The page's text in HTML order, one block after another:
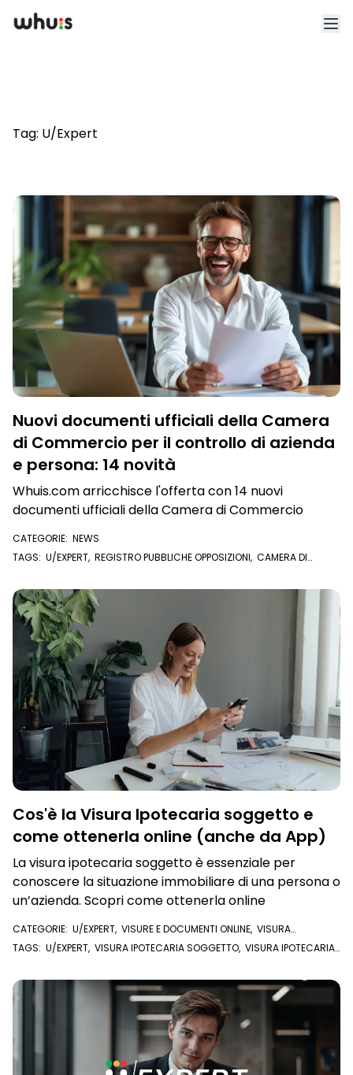
Blog
App
Whuis per lo sport
Accedi Registrati
Tag: U/Expert
Nuovi documenti ufficiali della Camera
di Commercio per il controllo di azienda
e persona: 14 novità
Whuis.com arricchisce l'offerta con 14 nuovi
documenti ufficiali della Camera di Commercio
CATEGORIE: NEWS
TAGS: U/EXPERT, REGISTRO PUBBLICHE OPPOSIZIONI, CAMERA DI
Cos'è la Visura Ipotecaria soggetto e
come ottenerla online (anche da App)
La visura ipotecaria soggetto è essenziale per
conoscere la situazione immobiliare di una persona o
un’azienda. Scopri come ottenerla online
CATEGORIE: U/EXPERT, VISURE E DOCUMENTI ONLINE, VISURA
IPOTECARIA
TAGS: U/EXPERT, VISURA IPOTECARIA SOGGETTO, VISURA IPOTECARIA,